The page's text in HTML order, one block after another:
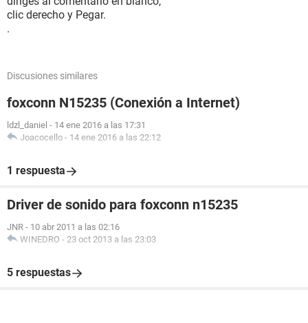
clic derecho y Pegar.
.
Discusiones similares
foxconn N15235 (Conexión a Internet)
ldzl_daniel - 14 ene 2016 a las 17:31
Joacocello - 14 ene 2016 a las 22:12
1 respuesta
Driver de sonido para foxconn n15235
JNR - 10 abr 2011 a las 02:16
WINEDRO - 23 oct 2013 a las 23:03
5 respuestas